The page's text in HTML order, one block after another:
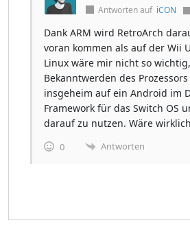
Antworten auf iCON
Dank ARM wird RetroArch
voran kommen als auf der Wii
Linux wäre mir nicht so
Bekanntwerden des
insgeheim auf ein Android im
Framework für das Switch OS
darauf zu nutzen. Wäre
0 Antworten